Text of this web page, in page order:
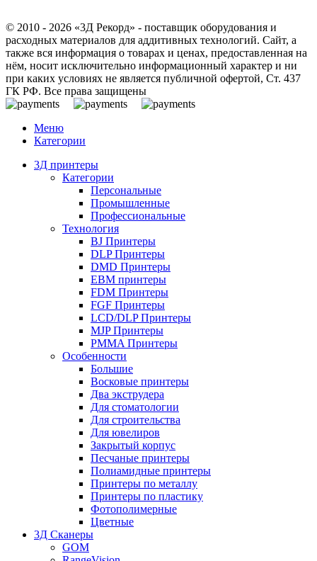
© 2010 - 2026 «3Д Рекорд» - поставщик оборудования и
расходных материалов для аддитивных технологий. Сайт, а
также вся информация о товарах и ценах, предоставленная на
нём, носит исключительно информационный характер и ни
при каких условиях не является публичной офертой, Ст. 437
ГК РФ. Все права защищены
Меню
Категории
3Д принтеры
Категории
Персональные
Промышленные
Профессиональные
Технология
BJ Принтеры
DLP Принтеры
DMD Принтеры
EBM принтеры
FDM Принтеры
FGF Принтеры
LCD/DLP Принтеры
MJP Принтеры
PMMA Принтеры
Особенности
Большие
Восковые принтеры
Два экструдера
Для стоматологии
Для строительства
Для ювелиров
Закрытый корпус
Песчаные принтеры
Полиамидные принтеры
Принтеры по металлу
Принтеры по пластику
Фотополимерные
Цветные
3Д Сканеры
GOM